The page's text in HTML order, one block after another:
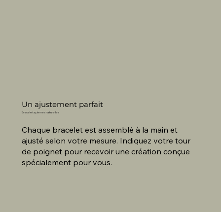
Un ajustement parfait
Bracelets pierres naturelles
Chaque bracelet est assemblé à la main et
ajusté selon votre mesure. Indiquez votre tour
de poignet pour recevoir une création conçue
spécialement pour vous.